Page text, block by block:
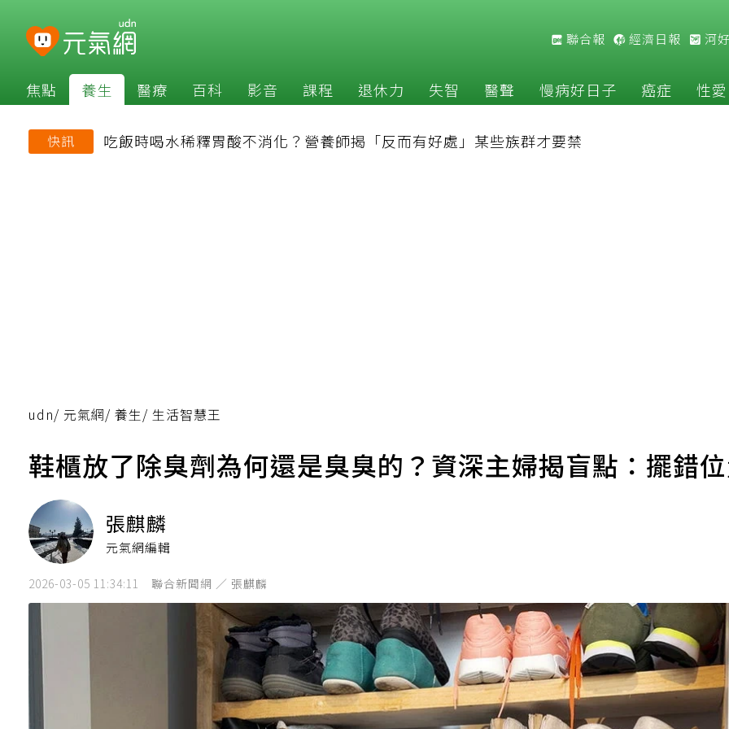
聯合報 經濟日報 河
焦點 養生 醫療 百科 影音 課程 退休力 失智 醫聲 慢病好日子 癌症 性愛
快訊 吃飯時喝水稀釋胃酸不消化？營養師揭「反而有好處」某些族群才要禁
udn/ 元氣網/ 養生/ 生活智慧王
鞋櫃放了除臭劑為何還是臭臭的？資深主婦揭盲點：擺錯
張麒麟
元氣網編輯
2026-03-05 11:34:11 聯合新聞網 ／ 張麒麟